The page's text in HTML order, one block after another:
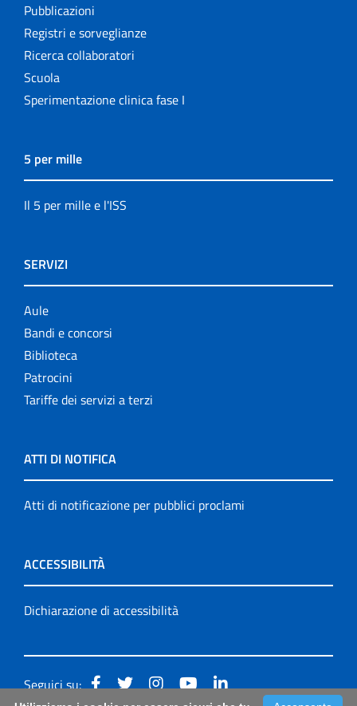
Pubblicazioni
Registri e sorveglianze
Ricerca collaboratori
Scuola
Sperimentazione clinica fase I
5 per mille
Il 5 per mille e l'ISS
SERVIZI
Aule
Bandi e concorsi
Biblioteca
Patrocini
Tariffe dei servizi a terzi
ATTI DI NOTIFICA
Atti di notificazione per pubblici proclami
ACCESSIBILITÀ
Dichiarazione di accessibilità
Seguici su: